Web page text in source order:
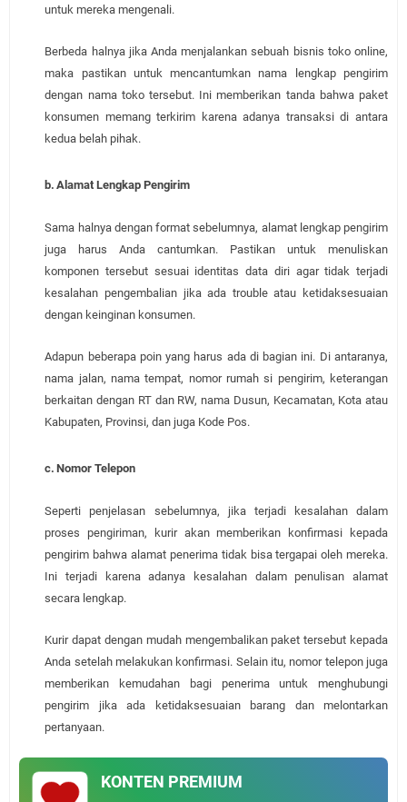
untuk mereka mengenali.
Berbeda halnya jika Anda menjalankan sebuah bisnis toko online,
maka pastikan untuk mencantumkan nama lengkap pengirim
dengan nama toko tersebut. Ini memberikan tanda bahwa paket
konsumen memang terkirim karena adanya transaksi di antara
kedua belah pihak.
b. Alamat Lengkap Pengirim
Sama halnya dengan format sebelumnya, alamat lengkap pengirim
juga harus Anda cantumkan. Pastikan untuk menuliskan
komponen tersebut sesuai identitas data diri agar tidak terjadi
kesalahan pengembalian jika ada trouble atau ketidaksesuaian
dengan keinginan konsumen.
Adapun beberapa poin yang harus ada di bagian ini. Di antaranya,
nama jalan, nama tempat, nomor rumah si pengirim, keterangan
berkaitan dengan RT dan RW, nama Dusun, Kecamatan, Kota atau
Kabupaten, Provinsi, dan juga Kode Pos.
c. Nomor Telepon
Seperti penjelasan sebelumnya, jika terjadi kesalahan dalam
proses pengiriman, kurir akan memberikan konfirmasi kepada
pengirim bahwa alamat penerima tidak bisa tergapai oleh mereka.
Ini terjadi karena adanya kesalahan dalam penulisan alamat
secara lengkap.
Kurir dapat dengan mudah mengembalikan paket tersebut kepada
Anda setelah melakukan konfirmasi. Selain itu, nomor telepon juga
memberikan kemudahan bagi penerima untuk menghubungi
pengirim jika ada ketidaksesuaian barang dan melontarkan
pertanyaan.
KONTEN PREMIUM